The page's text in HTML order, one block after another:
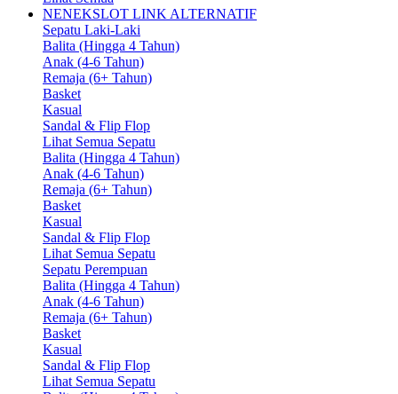
NENEKSLOT LINK ALTERNATIF
Sepatu Laki-Laki
Balita (Hingga 4 Tahun)
Anak (4-6 Tahun)
Remaja (6+ Tahun)
Basket
Kasual
Sandal & Flip Flop
Lihat Semua Sepatu
Balita (Hingga 4 Tahun)
Anak (4-6 Tahun)
Remaja (6+ Tahun)
Basket
Kasual
Sandal & Flip Flop
Lihat Semua Sepatu
Sepatu Perempuan
Balita (Hingga 4 Tahun)
Anak (4-6 Tahun)
Remaja (6+ Tahun)
Basket
Kasual
Sandal & Flip Flop
Lihat Semua Sepatu